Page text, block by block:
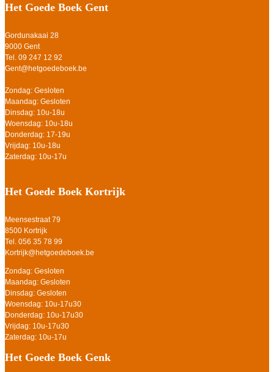
Het Goede Boek Gent
Gordunakaai 28
9000 Gent
Tel. 09 247 12 92
Gent@hetgoedeboek.be
Zondag: Gesloten
Maandag: Gesloten
Dinsdag: 10u-18u
Woensdag: 10u-18u
Donderdag: 17-19u
Vrijdag: 10u-18u
Zaterdag: 10u-17u
Het Goede Boek Kortrijk
Meensestraat 79
8500 Kortrijk
Tel. 056 35 78 99
Kortrijk@hetgoedeboek.be
Zondag: Gesloten
Maandag: Gesloten
Dinsdag: Gesloten
Woensdag: 10u-17u30
Donderdag: 10u-17u30
Vrijdag: 10u-17u30
Zaterdag: 10u-17u
Het Goede Boek Genk